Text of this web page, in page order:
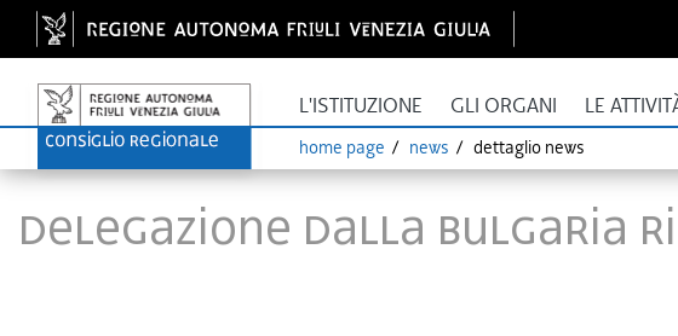
L'ISTITUZIONE GLI ORGANI LE
home page news dettaglio news
Delegazione dalla Bulgaria